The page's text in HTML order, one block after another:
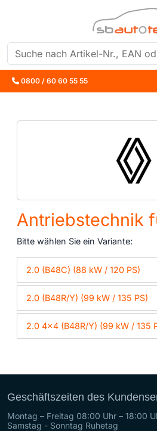
Suche
0800 / 60 60 55 55
Bitte wählen Sie ein Variante:
2.0 (B48C) (88 kW / 120 PS)
2.0 (B48R/Y) (99 kW / 135 PS)
2.0 4x4 (B48R/Y) (99 kW / 135
Geschäftszeiten des
Montag – Freitag 08:00 Uhr – 18:00
Samstag - Sonntag Ruhetag